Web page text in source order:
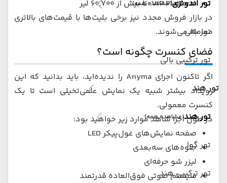
تور اندونزی(مشاهده همه)
تور بالی
تور ترکیبی بالی
تور هند
تور هند(مشاهده همه)
تور گوا
تور ترکیبی هند
VIP Platform: تا بیش از 60,700 لیر
در بازار فروش مجدد نیز برخی بلیت‌ها با قیمت‌های بالاتری
معامله می‌شوند.
فضای کنسرت چگونه است؟
اگر تاکنون اجرای Anyma را ندیده‌اید، باید بدانید که این
رویداد بیشتر شبیه یک نمایش علمی‌تخیلی است تا یک
کنسرت معمولی.
در طول اجرا شاهد موارد زیر خواهید بود:
صفحه نمایش‌های غول‌پیکر LED
جلوه‌های سه‌بعدی
لیزر شو حرفه‌ای
سیستم صوتی فوق‌العاده قدرتمند